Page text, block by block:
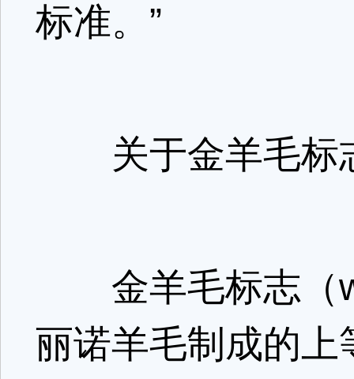
标准。”
关于金羊毛标
金羊毛标志（
丽诺羊毛制成的